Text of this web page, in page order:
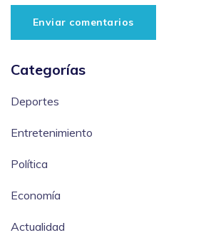
Enviar comentarios
Categorías
Deportes
Entretenimiento
Política
Economía
Actualidad